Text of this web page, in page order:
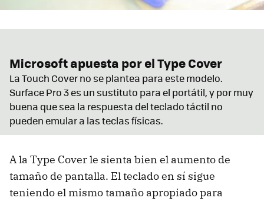
Microsoft apuesta por el Type Cover
La Touch Cover no se plantea para este modelo.
Surface Pro 3 es un sustituto para el portátil, y por muy
buena que sea la respuesta del teclado táctil no
pueden emular a las teclas físicas.
A la Type Cover le sienta bien el aumento de
tamaño de pantalla. El teclado en sí sigue
teniendo el mismo tamaño apropiado para